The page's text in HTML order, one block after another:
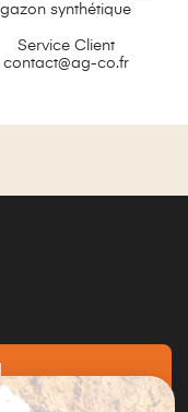
Service Client
contact@ag-co.fr